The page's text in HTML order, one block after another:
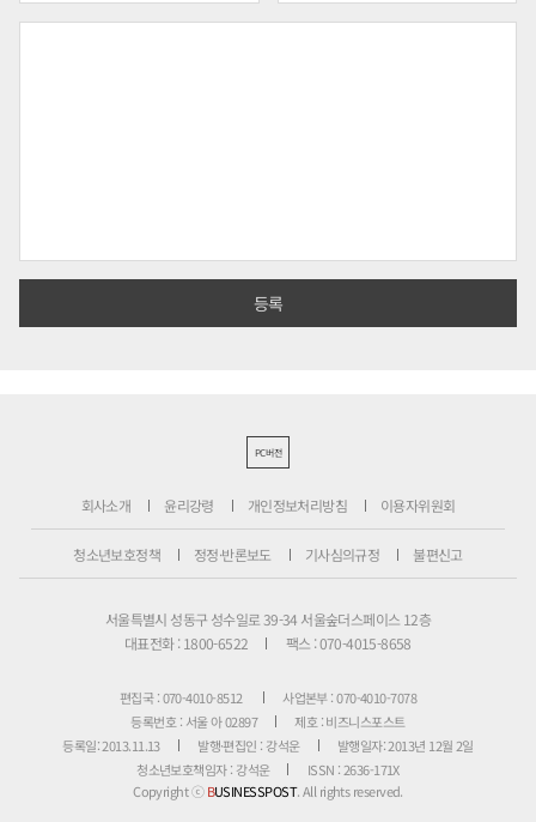
PC버전
회사소개 윤리강령 개인정보처리방침 이용자위원회
청소년보호정책 정정·반론보도 기사심의규정 불편신고
서울특별시 성동구 성수일로 39-34 서울숲더스페이스 12층
대표전화 : 1800-6522
팩스 : 070-4015-8658
편집국 : 070-4010-8512
사업본부 : 070-4010-7078
등록번호 : 서울 아 02897
제호 : 비즈니스포스트
등록일: 2013.11.13
발행·편집인 : 강석운
발행일자: 2013년 12월 2일
청소년보호책임자 : 강석운
ISSN : 2636-171X
Copyright ⓒBUSINESSPOST. All rights reserved.